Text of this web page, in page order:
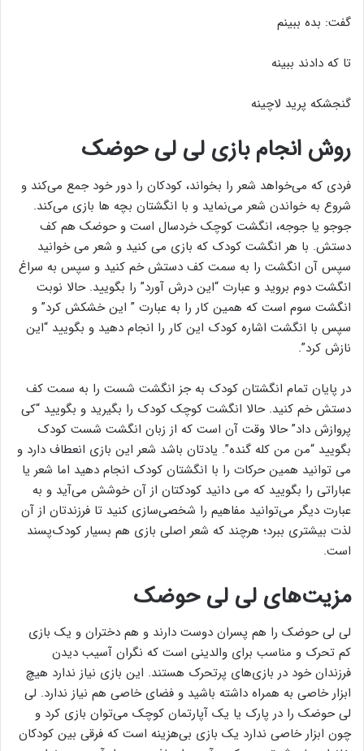
گفت: بده ببینم
تا که دادند ببینه
گنجشکه پرید لاچینه
روش انجام بازی لی لی حوضک
فردی که می‌خواهد شعر را بخواند، کودکان را دور خود جمع می‌کند و
شروع به خواندن شعر می‌نماید و با انگشتان بچه ها بازی می‌کند.
جوجو یا جوجه، انگشت کوچک خردسال است و حوضک هم کف
دستش. با هر انگشت کودک که بازی می کنید و شعر می خوانید
سپس آن انگشت را به سمت کف دستش خم کنید و سپس به سراغ
انگشت دوم بروید و عبارت “این درش آورد” را بگویید. حالا نوبت
انگشت سوم است که همین کار را به عبارت ” این خشکش کرد” و
سپس با انگشت اشاره کودک این کار را انجام دهید و بگویید “این
نازش کرد”.
در پایان تمام انگشتان کودک به جز انگشت شست را به سمت کف
دستش خم کنید. حالا انگشت کوچک کودک را بگیرید و بگویید “کی
پروازش داد” حالا وقت آن است که از زبان انگشت شست کودک
بگویید “من من کله گنده”. یادتان باشد شعر این بازی انعطاف دارد و
می توانید همین حرکات را با انگشتان کودک انجام دهید اما شعر یا
عباراتی را بگویید که می دانید کودکتان از آن خوشش می‌آید و به
عبارت دیگر می‌توانید مفاهیم را شخصی‌سازی کنید تا فرزندتان از آن
لذت بیشتری ببرد؛ هرچند که شعر اصلی بازی هم بسیار کودک‌پسند
است.
مزیت‌های لی لی حوضک
لی لی حوضک را هم پسران دوست دارند و هم دختران و یک بازی
کم تحرک و مناسب برای والدینی است که نگران آسیب دیدن
فرزندان خود در بازی‌های پرتحرک هستند. این بازی نیاز ندارد هیچ
ابزار خاصی به همراه داشته باشید و فضای خاصی هم نیاز ندارد. لی
لی حوضک را در پارک یا یک آپارتمان کوچک می‌توان بازی کرد و
چون ابزار خاصی ندارد یک بازی بی‌هزینه است که فرقی بین کودکان